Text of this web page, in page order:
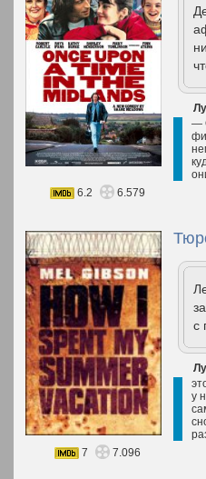
—
6.2
6.579
с
у
7
7.096